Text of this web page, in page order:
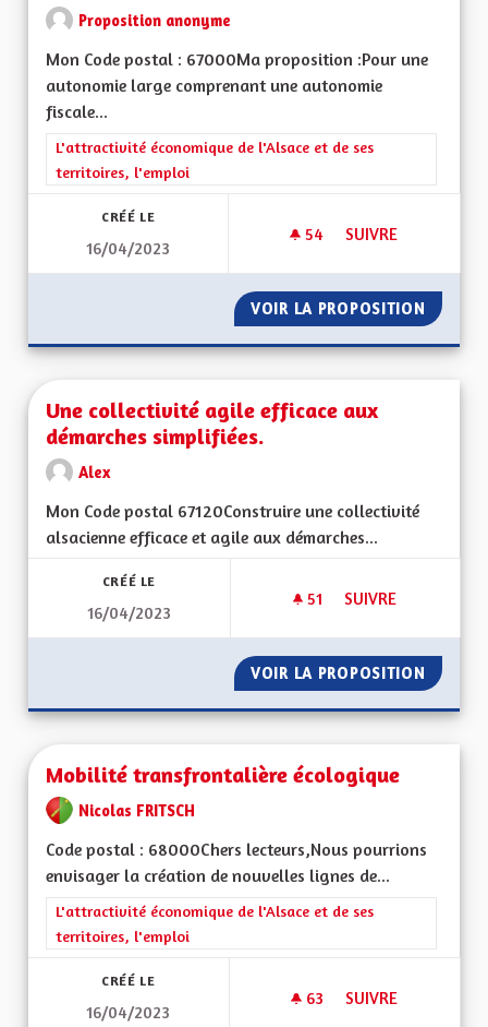
Proposition anonyme
Mon Code postal : 67000Ma proposition :Pour une
autonomie large comprenant une autonomie
fiscale...
Filtrer les résultats de la catégorie : L'attractivité
L'attractivité économique de l'Alsace et de ses
territoires, l'emploi
CRÉÉ LE
16/04/2023
54 54 ABONNÉS
SUIVRE
VOIR LA PROPOSITION POUR
Une collectivité agile efficace aux
démarches simplifiées.
Alex
Mon Code postal 67120Construire une collectivité
alsacienne efficace et agile aux démarches...
CRÉÉ LE
16/04/2023
51 51 ABONNÉS
SUIVRE
VOIR LA PROPOSITION UNE
Mobilité transfrontalière écologique
Nicolas FRITSCH
Code postal : 68000Chers lecteurs,Nous pourrions
envisager la création de nouvelles lignes de...
Filtrer les résultats de la catégorie : L'attractivité
L'attractivité économique de l'Alsace et de ses
territoires, l'emploi
CRÉÉ LE
16/04/2023
63 63 ABONNÉS
SUIVRE